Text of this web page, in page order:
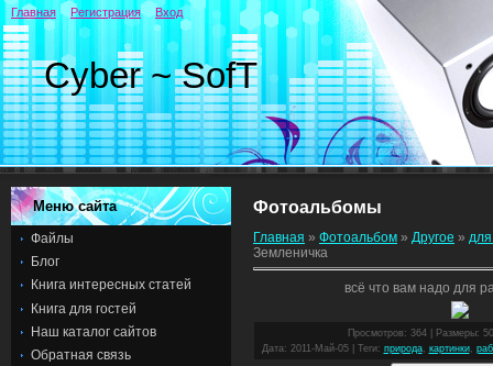
Cyber ~ SofT
Главная Регистрация Вход
Меню сайта
Файлы
Блог
Книга интересных статей
Книга для гостей
Наш каталог сайтов
Обратная связь
Фотоальбомы
Главная » Фотоальбом » Другое »
Земленичка
всё что вам надо для
Просмотров: 364 | Размеры:
Дата: 2011-Май-05 | Теги: природа, картинки,